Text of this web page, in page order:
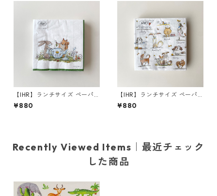
【IHR】ランチサイズ ペーパ
ーナプキン TEA TIME ホワイ
ト Anita Jeram 20枚入り
¥880
【IHR】ランチサイズ ペーパ
ーナプキン EMOTION DOGS
ホワイト Anita Jeram 20枚
¥880
Recently Viewed Items｜最近チェック
した商品